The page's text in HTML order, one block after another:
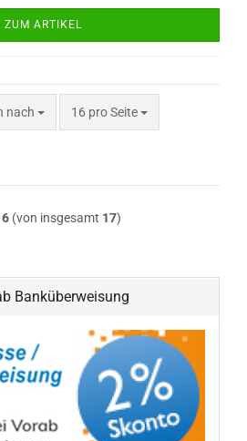
ZUM ARTIKEL
nach
nach 16 pro Seite
pro Seite
(von insgesamt 17)
Banküberweisung